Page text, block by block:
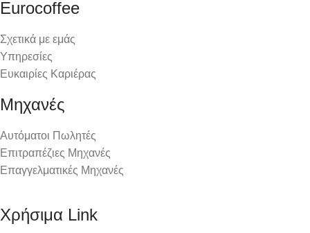
Eurocoffee
Σχετικά με εμάς
Υπηρεσίες
Ευκαιρίες Καριέρας
Μηχανές
Αυτόματοι Πωλητές
Επιτραπέζιες Μηχανές
Επαγγελματικές Μηχανές
Χρήσιμα Link